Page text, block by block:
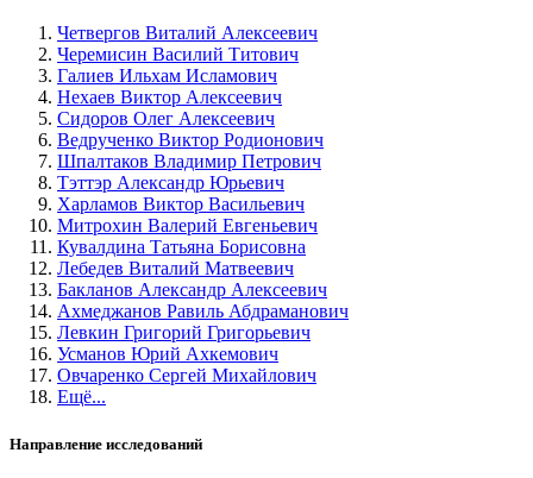
Четвергов Виталий Алексеевич
Черемисин Василий Титович
Галиев Ильхам Исламович
Нехаев Виктор Алексеевич
Сидоров Олег Алексеевич
Ведрученко Виктор Родионович
Шпалтаков Владимир Петрович
Тэттэр Александр Юрьевич
Харламов Виктор Васильевич
Митрохин Валерий Евгеньевич
Кувалдина Татьяна Борисовна
Лебедев Виталий Матвеевич
Бакланов Александр Алексеевич
Ахмеджанов Равиль Абдраманович
Левкин Григорий Григорьевич
Усманов Юрий Ахкемович
Овчаренко Сергей Михайлович
Ещё...
Направление исследований